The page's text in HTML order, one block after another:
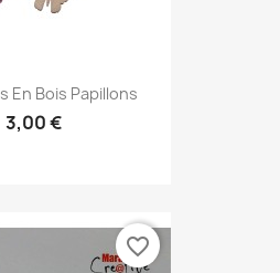
En Bois Papillons
3,00 €
favorite_border